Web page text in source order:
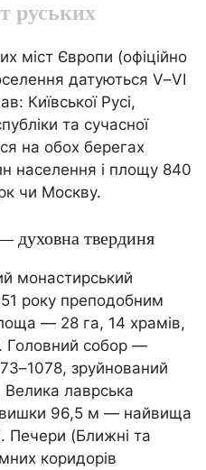
руських
міст Європи (офіційно
датуються V–VI
Київської Русі,
та сучасної
на обох берегах
населення і площу 840
чи Москву.
духовна твердиня
монастирський
року преподобним
— 28 га, 14 храмів,
Головний собор —
зруйнований
лаврська
96,5 м — найвища
Печери (Ближні та
коридорів